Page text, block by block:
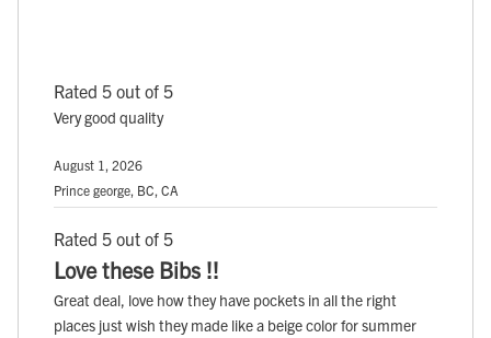
Rated 5 out of 5
Very good quality
August 1, 2026
Prince george, BC, CA
Rated 5 out of 5
Love these Bibs !!
Great deal, love how they have pockets in all the right
places just wish they made like a beige color for summer